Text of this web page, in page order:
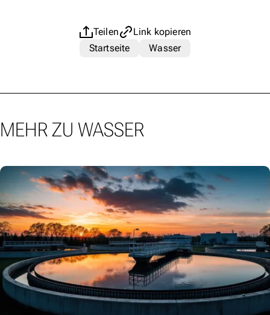
Teilen
Link kopieren
Startseite
Wasser
MEHR ZU WASSER